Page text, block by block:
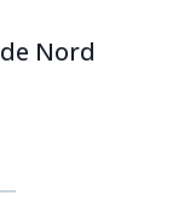
Nord